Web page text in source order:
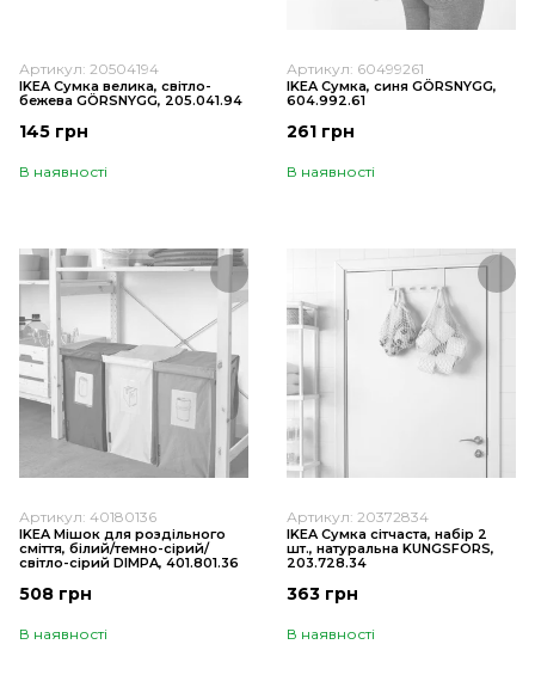
Артикул: 20504194
IKEA Сумка велика, світло-
бежева GÖRSNYGG, 205.041.94
145 грн
В наявності
Артикул: 60499261
IKEA Сумка, синя GÖRSNYGG,
604.992.61
261 грн
В наявності
Артикул: 40180136
IKEA Мішок для роздільного
сміття, білий/темно-сірий/
світло-сірий DIMPA, 401.801.36
508 грн
В наявності
Артикул: 20372834
IKEA Сумка сітчаста, набір 2
шт., натуральна KUNGSFORS,
203.728.34
363 грн
В наявності